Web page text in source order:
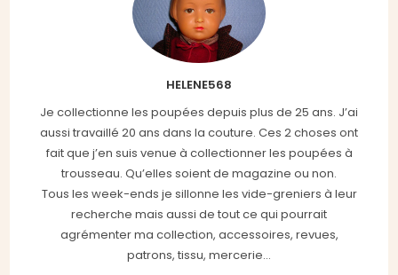
HELENE568
Je collectionne les poupées depuis plus de 25 ans. J’ai
aussi travaillé 20 ans dans la couture. Ces 2 choses ont
fait que j’en suis venue à collectionner les poupées à
trousseau. Qu’elles soient de magazine ou non.
Tous les week-ends je sillonne les vide-greniers à leur
recherche mais aussi de tout ce qui pourrait
agrémenter ma collection, accessoires, revues,
patrons, tissu, mercerie...